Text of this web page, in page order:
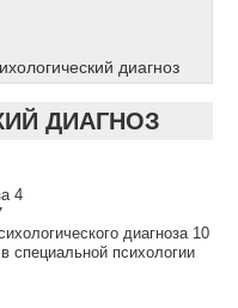
диагноз
ДИАГНОЗ
4
диагноза 10
специальной психологии